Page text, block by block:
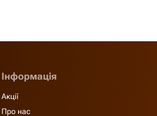
Інформація
Акції
Про нас